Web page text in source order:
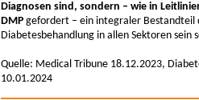
Diagnosen sind, sondern – wie in
DMP gefordert – ein integraler Bestandteil
Diabetesbehandlung in allen Sektoren sein
Quelle: Medical Tribune 18.12.2023,
10.01.2024